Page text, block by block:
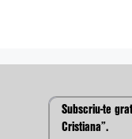
Subscriu-te
Cristiana”.